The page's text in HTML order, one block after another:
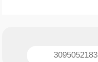
3095052183